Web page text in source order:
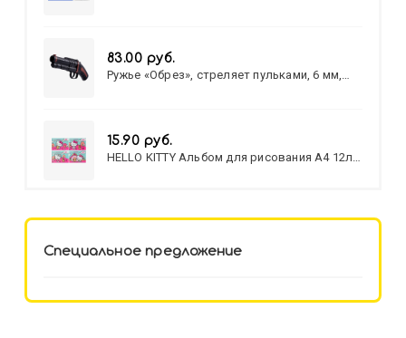
83.00 руб.
Ружье «Обрез», стреляет пульками, 6 мм,
15.90 руб.
HELLO KITTY Альбом для рисования А4 12л.
Специальное предложение